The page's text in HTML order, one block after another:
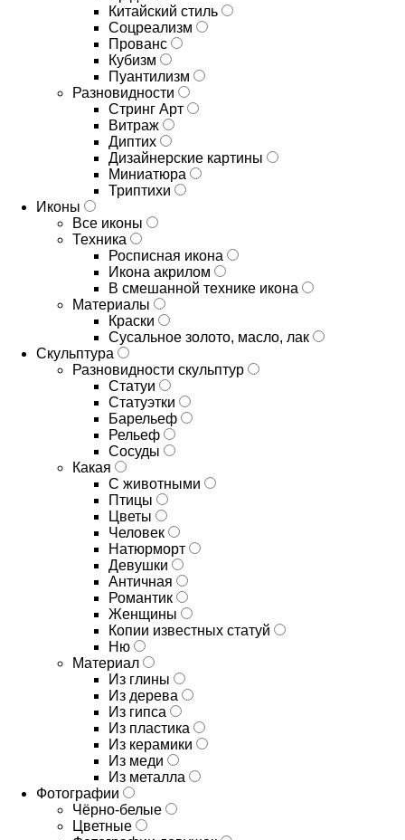
Китайский стиль
Соцреализм
Прованс
Кубизм
Пуантилизм
Разновидности
Стринг Арт
Витраж
Диптих
Дизайнерские картины
Миниатюра
Триптихи
Иконы
Все иконы
Техника
Росписная икона
Икона акрилом
В смешанной технике икона
Материалы
Краски
Сусальное золото, масло, лак
Скульптура
Разновидности скульптур
Статуи
Статуэтки
Барельеф
Рельеф
Сосуды
Какая
С животными
Птицы
Цветы
Человек
Натюрморт
Девушки
Античная
Романтик
Женщины
Копии известных статуй
Ню
Материал
Из глины
Из дерева
Из гипса
Из пластика
Из керамики
Из меди
Из металла
Фотографии
Чёрно-белые
Цветные